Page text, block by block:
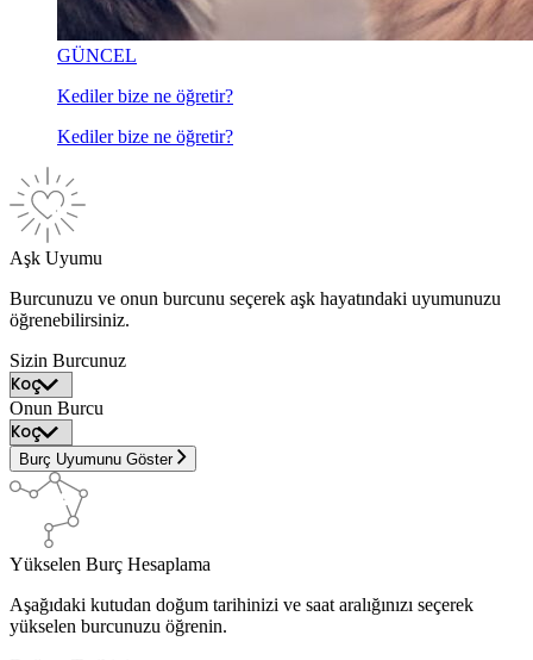
GÜNCEL
Kediler bize ne öğretir?
Kediler bize ne öğretir?
Aşk Uyumu
Burcunuzu ve onun burcunu seçerek aşk hayatındaki uyumunuzu
öğrenebilirsiniz.
Sizin Burcunuz
Onun Burcu
Burç Uyumunu Göster
Yükselen Burç Hesaplama
Aşağıdaki kutudan doğum tarihinizi ve saat aralığınızı seçerek
yükselen burcunuzu öğrenin.